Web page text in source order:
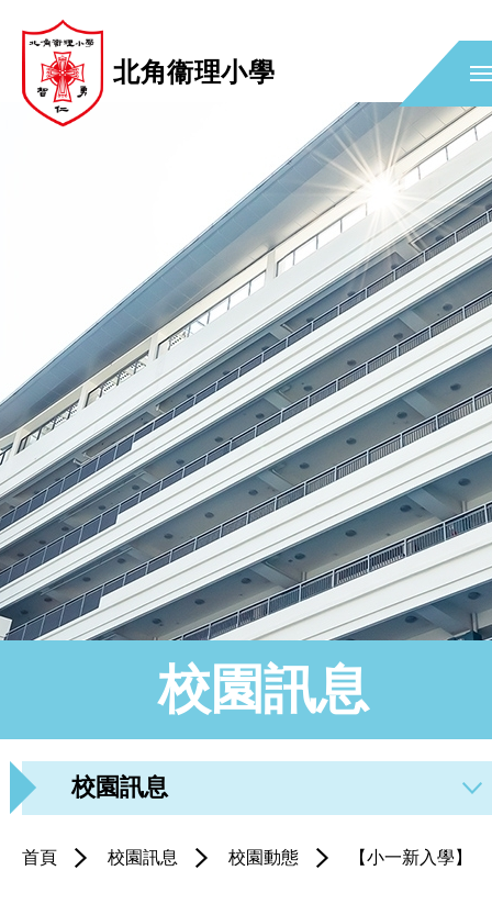
北角衞理小學
校園訊息
校園訊息
首頁 校園訊息 校園動態 【小一新入學】